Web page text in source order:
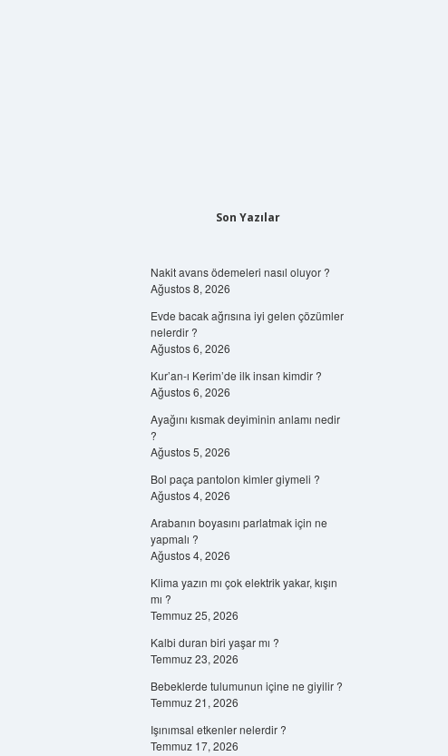
Son Yazılar
Nakit avans ödemeleri nasıl oluyor ?
Ağustos 8, 2026
Evde bacak ağrısına iyi gelen çözümler
nelerdir ?
Ağustos 6, 2026
Kur’an-ı Kerim’de ilk insan kimdir ?
Ağustos 6, 2026
Ayağını kısmak deyiminin anlamı nedir
?
Ağustos 5, 2026
Bol paça pantolon kimler giymeli ?
Ağustos 4, 2026
Arabanın boyasını parlatmak için ne
yapmalı ?
Ağustos 4, 2026
Klima yazın mı çok elektrik yakar, kışın
mı ?
Temmuz 25, 2026
Kalbi duran biri yaşar mı ?
Temmuz 23, 2026
Bebeklerde tulumunun içine ne giyilir ?
Temmuz 21, 2026
Işınımsal etkenler nelerdir ?
Temmuz 17, 2026